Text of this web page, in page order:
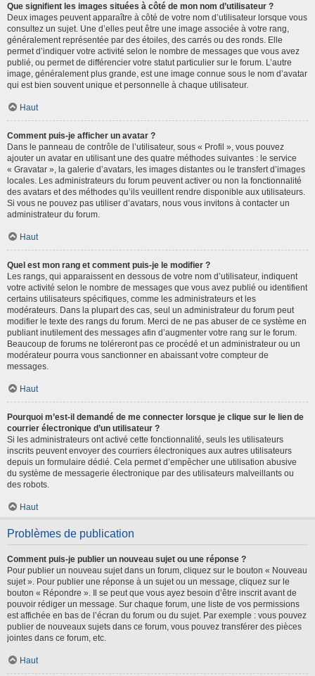
Que signifient les images situées à côté de mon nom d’utilisateur ?
Deux images peuvent apparaître à côté de votre nom d’utilisateur lorsque vous
consultez un sujet. Une d’elles peut être une image associée à votre rang,
généralement représentée par des étoiles, des carrés ou des ronds. Elle
permet d’indiquer votre activité selon le nombre de messages que vous avez
publié, ou permet de différencier votre statut particulier sur le forum. L’autre
image, généralement plus grande, est une image connue sous le nom d’avatar
qui est bien souvent unique et personnelle à chaque utilisateur.
Haut
Comment puis-je afficher un avatar ?
Dans le panneau de contrôle de l’utilisateur, sous « Profil », vous pouvez
ajouter un avatar en utilisant une des quatre méthodes suivantes : le service
« Gravatar », la galerie d’avatars, les images distantes ou le transfert d’images
locales. Les administrateurs du forum peuvent activer ou non la fonctionnalité
des avatars et des méthodes qu’ils veuillent rendre disponible aux utilisateurs.
Si vous ne pouvez pas utiliser d’avatars, nous vous invitons à contacter un
administrateur du forum.
Haut
Quel est mon rang et comment puis-je le modifier ?
Les rangs, qui apparaissent en dessous de votre nom d’utilisateur, indiquent
votre activité selon le nombre de messages que vous avez publié ou identifient
certains utilisateurs spécifiques, comme les administrateurs et les
modérateurs. Dans la plupart des cas, seul un administrateur du forum peut
modifier le texte des rangs du forum. Merci de ne pas abuser de ce système en
publiant inutilement des messages afin d’augmenter votre rang sur le forum.
Beaucoup de forums ne toléreront pas ce procédé et un administrateur ou un
modérateur pourra vous sanctionner en abaissant votre compteur de
messages.
Haut
Pourquoi m’est-il demandé de me connecter lorsque je clique sur le lien de
courrier électronique d’un utilisateur ?
Si les administrateurs ont activé cette fonctionnalité, seuls les utilisateurs
inscrits peuvent envoyer des courriers électroniques aux autres utilisateurs
depuis un formulaire dédié. Cela permet d’empêcher une utilisation abusive
du système de messagerie électronique par des utilisateurs malveillants ou
des robots.
Haut
Problèmes de publication
Comment puis-je publier un nouveau sujet ou une réponse ?
Pour publier un nouveau sujet dans un forum, cliquez sur le bouton « Nouveau
sujet ». Pour publier une réponse à un sujet ou un message, cliquez sur le
bouton « Répondre ». Il se peut que vous ayez besoin d’être inscrit avant de
pouvoir rédiger un message. Sur chaque forum, une liste de vos permissions
est affichée en bas de l’écran du forum ou du sujet. Par exemple : vous pouvez
publier de nouveaux sujets dans ce forum, vous pouvez transférer des pièces
jointes dans ce forum, etc.
Haut